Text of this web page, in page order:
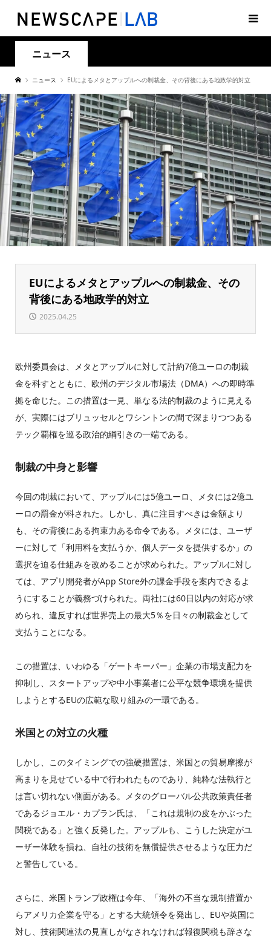
ニュース
ニュース EUによるメタとアップルへの制裁金、その背後にある地政学的対立
EUによるメタとアップルへの制裁金、その
背後にある地政学的対立
2025.04.25
欧州委員会は、メタとアップルに対して計約7億ユーロの制裁
金を科すとともに、欧州のデジタル市場法（DMA）への即時準
拠を命じた。この措置は一見、単なる法的制裁のように見える
が、実際にはブリュッセルとワシントンの間で深まりつつある
テック覇権を巡る政治的綱引きの一端である。
制裁の中身と影響
今回の制裁において、アップルには5億ユーロ、メタには2億ユ
ーロの罰金が科された。しかし、真に注目すべきは金額より
も、その背後にある拘束力ある命令である。メタには、ユーザ
ーに対して「利用料を支払うか、個人データを提供するか」の
選択を迫る仕組みを改めることが求められた。アップルに対し
ては、アプリ開発者がApp Store外の課金手段を案内できるよ
うにすることが義務づけられた。両社には60日以内の対応が求
められ、違反すれば世界売上の最大5％を日々の制裁金として
支払うことになる。
この措置は、いわゆる「ゲートキーパー」企業の市場支配力を
抑制し、スタートアップや中小事業者に公平な競争環境を提供
しようとするEUの広範な取り組みの一環である。
米国との対立の火種
しかし、このタイミングでの強硬措置は、米国との貿易摩擦が
高まりを見せている中で行われたものであり、純粋な法執行と
は言い切れない側面がある。メタのグローバル公共政策責任者
であるジョエル・カプラン氏は、「これは規制の皮をかぶった
関税である」と強く反発した。アップルも、こうした決定がユ
ーザー体験を損ね、自社の技術を無償提供させるような圧力だ
と警告している。
さらに、米国トランプ政権は今年、「海外の不当な規制措置か
らアメリカ企業を守る」とする大統領令を発出し、EUや英国に
対し、技術関連法の見直しがなされなければ報復関税も辞さな